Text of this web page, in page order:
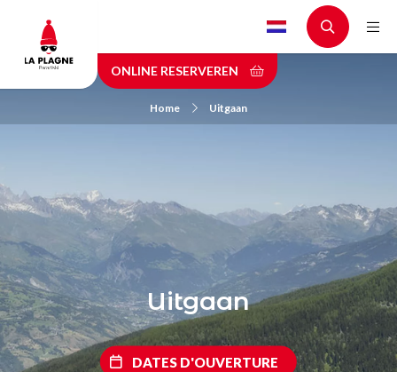
main
content
ONLINE RESERVEREN
Home Uitgaan
Uitgaan
DATES D'OUVERTURE